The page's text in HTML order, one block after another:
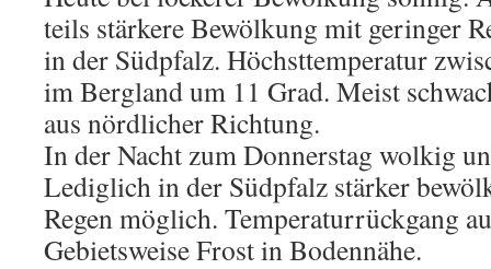
teils stärkere Bewölkung mit geringer
in der Südpfalz. Höchsttemperatur
im Bergland um 11 Grad. Meist
aus nördlicher Richtung.
In der Nacht zum Donnerstag wolkig
Lediglich in der Südpfalz stärker
Regen möglich. Temperaturrückgang
Gebietsweise Frost in Bodennähe.